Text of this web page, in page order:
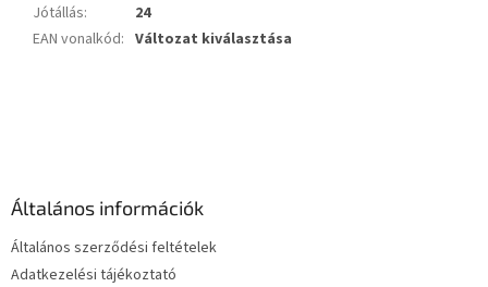
Jótállás:
24
EAN vonalkód: Változat kiválasztása
Általános információk
Általános szerződési feltételek
Adatkezelési tájékoztató